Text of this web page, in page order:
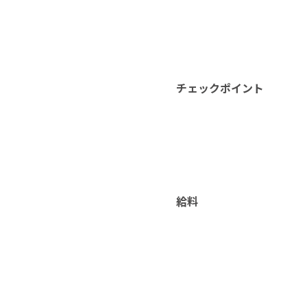
チェックポイント
給料